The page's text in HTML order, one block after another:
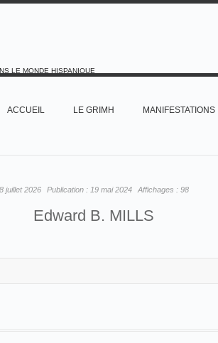
LE MONDE HISPANIQUE
ACCUEIL LE GRIMH MANIFESTATIONS
8 juillet 2026 Publication : 19 mai 2024 Affichages : 98
Edward B. MILLS